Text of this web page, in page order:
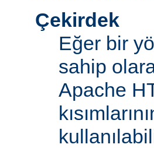
Çekirdek
Eğer bir
sahip
Apache